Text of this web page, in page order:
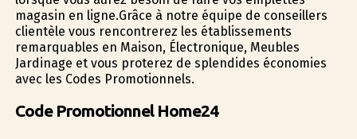
magasin en ligne.Grâce à notre équipe de conseillers
clientèle vous rencontrerez les établissements
remarquables en Maison, Électronique, Meubles
Jardinage et vous profiterez de splendides économies
avec les Codes Promotionnels.
Code Promotionnel Home24